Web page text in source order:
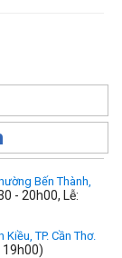
Bến Thành,
- 20h00, Lễ:
TP. Cần Thơ.
19h00)